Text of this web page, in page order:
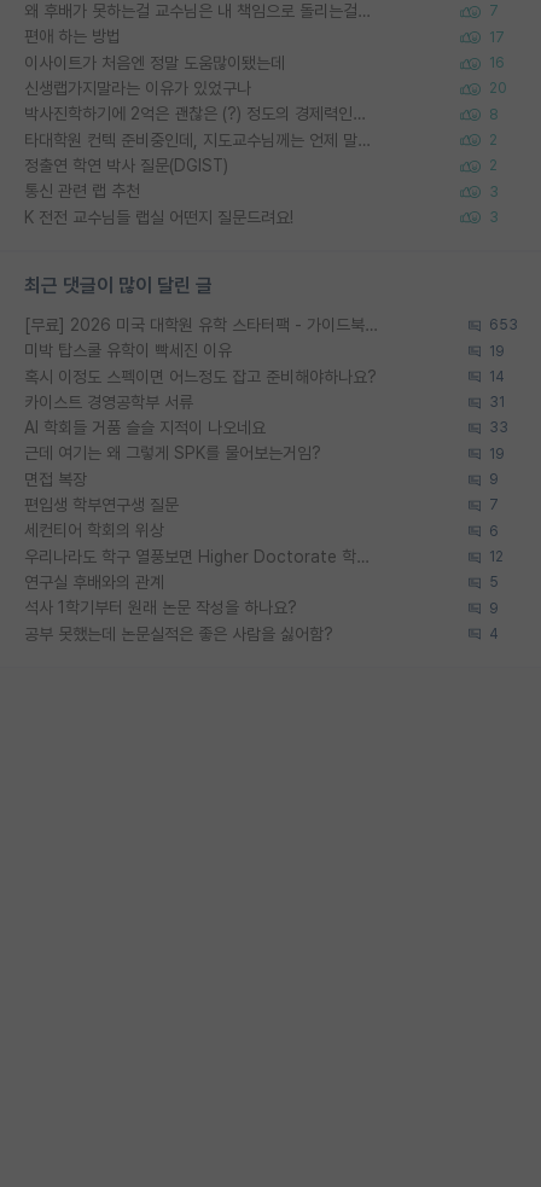
왜 후배가 못하는걸 교수님은 내 책임으로 돌리는걸까요? 7
편애 하는 방법 17
이사이트가 처음엔 정말 도움많이됐는데 16
신생랩가지말라는 이유가 있었구나 20
박사진학하기에 2억은 괜찮은 (?) 정도의 경제력인가요 8
타대학원 컨텍 준비중인데, 지도교수님께는 언제 말씀드려야 할까요? 2
정출연 학연 박사 질문(DGIST) 2
통신 관련 랩 추천 3
K 전전 교수님들 랩실 어떤지 질문드려요! 3
최근 댓글이 많이 달린 글
[무료] 2026 미국 대학원 유학 스타터팩 - 가이드북 & 합격자 컨택메일 템플릿 653
미박 탑스쿨 유학이 빡세진 이유 19
혹시 이정도 스펙이면 어느정도 잡고 준비해야하나요? 14
카이스트 경영공학부 서류 31
AI 학회들 거품 슬슬 지적이 나오네요 33
근데 여기는 왜 그렇게 SPK를 물어보는거임? 19
면접 복장 9
편입생 학부연구생 질문 7
세컨티어 학회의 위상 6
우리나라도 학구 열풍보면 Higher Doctorate 학위가 필요하다고 봅니다. 12
연구실 후배와의 관계 5
석사 1학기부터 원래 논문 작성을 하나요? 9
공부 못했는데 논문실적은 좋은 사람을 싫어함? 4